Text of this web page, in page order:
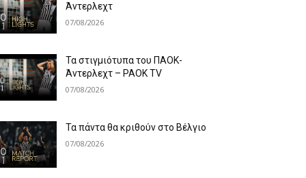
Άντερλεχτ
07/08/2026
Τα στιγμιότυπα του ΠΑΟΚ-
Άντερλεχτ – PAOK TV
07/08/2026
Τα πάντα θα κριθούν στο Βέλγιο
07/08/2026